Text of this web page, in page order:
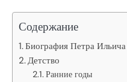
Содержание
Биография Петра Ильича
Детство
Ранние годы